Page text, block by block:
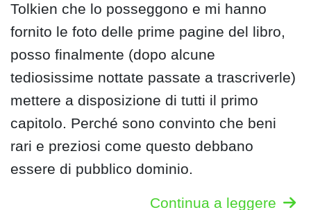
Tolkien che lo posseggono e mi hanno
fornito le foto delle prime pagine del libro,
posso finalmente (dopo alcune
tediosissime nottate passate a trascriverle)
mettere a disposizione di tutti il primo
capitolo. Perché sono convinto che beni
rari e preziosi come questo debbano
essere di pubblico dominio.
Continua a leggere